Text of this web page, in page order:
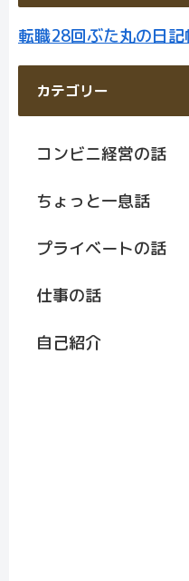
転職28回ぶた丸の日記
カテゴリー
コンビニ経営の話
ちょっと一息話
プライベートの話
仕事の話
自己紹介